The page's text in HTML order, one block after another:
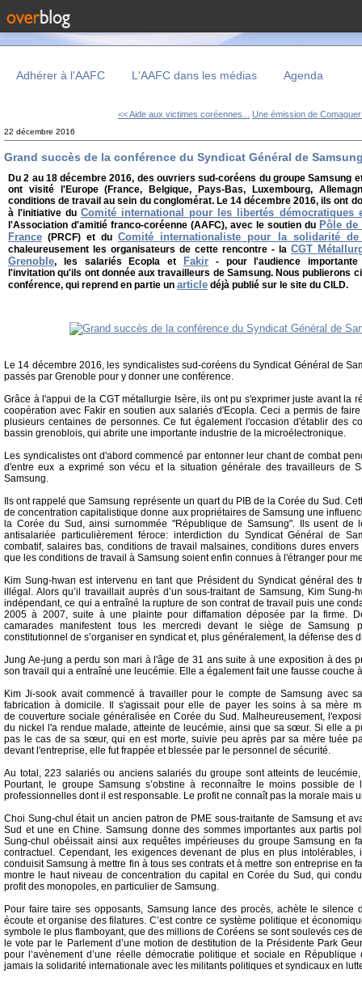
Adhérer à l'AAFC L'AAFC dans les médias Agenda
<< Aide aux victimes coréennes... Une émission de
22 décembre 2016
Grand succès de la conférence du Syndicat Général de
Du 2 au 18 décembre 2016, des ouvriers sud-coréens du groupe Samsung
ont visité l'Europe (France, Belgique, Pays-Bas, Luxembourg,
conditions de travail au sein du conglomérat. Le 14 décembre 2016, ils ont
à l'initiative duComité international pour les libertés démocratiques
l'Association d'amitié franco-coréenne (AAFC), avec le soutien du Pôle de
France (PRCF) et duComité internationaliste pour la solidarité
chaleureusement les organisateurs de cette rencontre - la CGT
Grenoble, les salariés Ecopla et Fakir- pour l'audience
l'invitation qu'ils ont donnée aux travailleurs de Samsung. Nous publierons
conférence, qui reprend en partie un article déjà publié sur le site du CILD.
Le 14 décembre 2016, les syndicalistes sud-coréens du Syndicat Général de
passés par Grenoble pour y donner une conférence.
Grâce à l'appui de la CGT métallurgie Isère, ils ont pu s'exprimer juste avant la
coopération avec Fakir en soutien aux salariés d'Ecopla. Ceci a permis de
plusieurs centaines de personnes. Ce fut également l'occasion d'établir des
bassin grenoblois, qui abrite une importante industrie de la microélectronique.
Les syndicalistes ont d'abord commencé par entonner leur chant de combat
d'entre eux a exprimé son vécu et la situation générale des travailleurs de
Samsung.
Ils ont rappelé que Samsung représente un quart du PIB de la Corée du Sud.
de concentration capitalistique donne aux propriétaires de Samsung une
la Corée du Sud, ainsi surnommée "République de Samsung". Ils usent de
antisalariée particulièrement féroce: interdiction du Syndicat Général de
combatif, salaires bas, conditions de travail malsaines, conditions dures
que les conditions de travail à Samsung soient enfin connues à l'étranger pour
Kim Sung-hwan est intervenu en tant que Président du Syndicat général des
illégal. Alors qu’il travaillait auprès d’un sous-traitant de Samsung, Kim
indépendant, ce qui a entraîné la rupture de son contrat de travail puis une
2005 à 2007, suite à une plainte pour diffamation déposée par la firme.
camarades manifestent tous les mercredi devant le siège de Samsung
constitutionnel de s’organiser en syndicat et, plus généralement, la défense des
Jung Ae-jung a perdu son mari à l'âge de 31 ans suite à une exposition à des
son travail qui a entraîné une leucémie. Elle a également fait une fausse couche
Kim Ji-sook avait commencé à travailler pour le compte de Samsung avec
fabrication à domicile. Il s'agissait pour elle de payer les soins à sa mère
de couverture sociale généralisée en Corée du Sud. Malheureusement,
du nickel l'a rendue malade, atteinte de leucémie, ainsi que sa sœur. Si elle a
pas le cas de sa sœur, qui en est morte, suivie peu après par sa mère tuée
devant l'entreprise, elle fut frappée et blessée par le personnel de sécurité.
Au total, 223 salariés ou anciens salariés du groupe sont atteints de
Pourtant, le groupe Samsung s’obstine à reconnaître le moins possible de
professionnelles dont il est responsable. Le profit ne connaît pas la morale mais
Choi Sung-chul était un ancien patron de PME sous-traitante de Samsung et
Sud et une en Chine. Samsung donne des sommes importantes aux partis
Sung-chul obéissait ainsi aux requêtes impérieuses du groupe Samsung en
contractuel. Cependant, les exigences devenant de plus en plus
conduisit Samsung à mettre fin à tous ses contrats et à mettre son entreprise en
montre le haut niveau de concentration du capital en Corée du Sud, qui
profit des monopoles, en particulier de Samsung.
Pour faire taire ses opposants, Samsung lance des procès, achète le silence
écoute et organise des filatures. C’est contre ce système politique et
symbole le plus flamboyant, que des millions de Coréens se sont soulevés ces
le vote par le Parlement d’une motion de destitution de la Présidente Park
pour l’avènement d’une réelle démocratie politique et sociale en
jamais la solidarité internationale avec les militants politiques et syndicaux en